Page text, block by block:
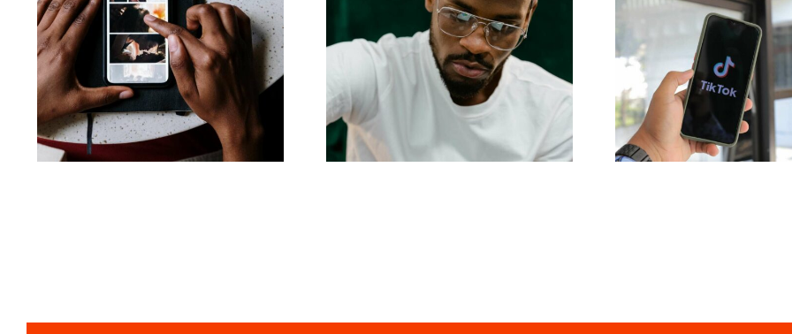
Najlepsze aplikacje
do animacji zdjęć na
angażujące posty na
Facebooku
Top 17
zaawansowanych
wskazówek
dotyczących
zrozumienia
algorytmu TikTok
zasięgu:
narzędzia
publikacji
na 2024